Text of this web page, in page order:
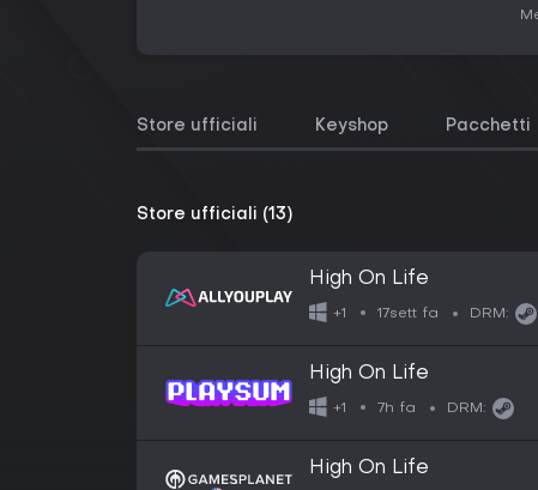
Store ufficiali Keyshop Pacchetti
Store ufficiali (13)
High On Life
+1 17sett fa DRM:
High On Life
+1 7h fa DRM:
High On Life